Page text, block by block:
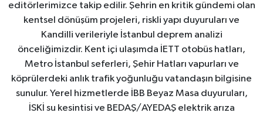
editörlerimizce takip edilir. Şehrin en kritik gündemi olan
kentsel dönüşüm projeleri, riskli yapı duyuruları ve
Kandilli verileriyle İstanbul deprem analizi
önceliğimizdir. Kent içi ulaşımda İETT otobüs hatları,
Metro İstanbul seferleri, Şehir Hatları vapurları ve
köprülerdeki anlık trafik yoğunluğu vatandaşın bilgisine
sunulur. Yerel hizmetlerde İBB Beyaz Masa duyuruları,
İSKİ su kesintisi ve BEDAŞ/AYEDAŞ elektrik arıza